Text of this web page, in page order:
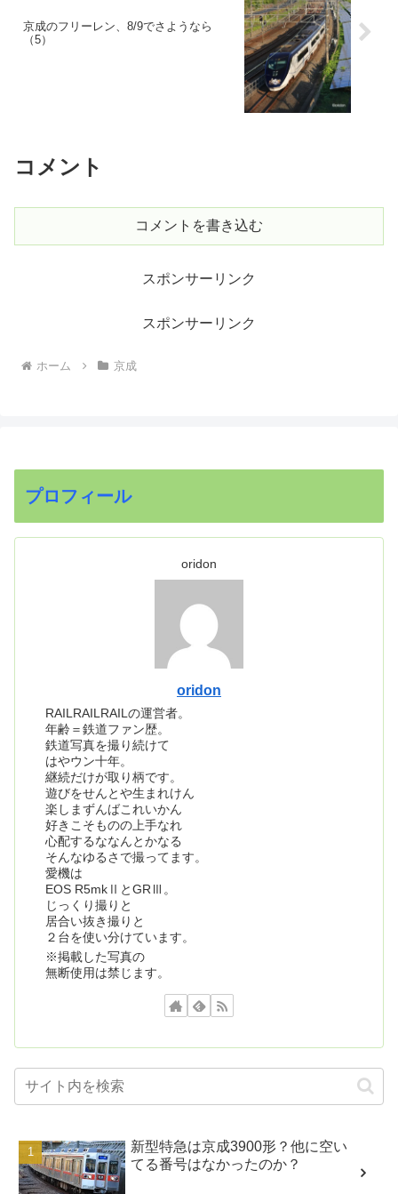
京成のフリーレン、8/9でさようなら
（5）
コメント
コメントを書き込む
スポンサーリンク
スポンサーリンク
ホーム 京成
プロフィール
oridon
oridon
RAILRAILRAILの運営者。
年齢＝鉄道ファン歴。
鉄道写真を撮り続けて
はやウン十年。
継続だけが取り柄です。
遊びをせんとや生まれけん
楽しまずんばこれいかん
好きこそものの上手なれ
心配するななんとかなる
そんなゆるさで撮ってます。
愛機は
EOS R5mkⅡとGRⅢ。
じっくり撮りと
居合い抜き撮りと
２台を使い分けています。
※掲載した写真の
無断使用は禁じます。
新型特急は京成3900形？他に空い
てる番号はなかったのか？